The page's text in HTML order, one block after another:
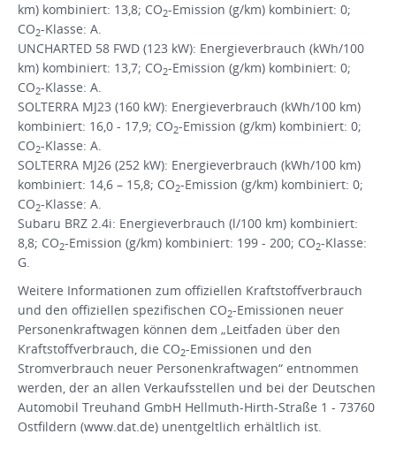
km) kombiniert: 13,8; CO2-Emission (g/km) kombiniert: 0;
CO2-Klasse: A.
UNCHARTED 58 FWD (123 kW): Energieverbrauch (kWh/100
km) kombiniert: 13,7; CO2-Emission (g/km) kombiniert: 0;
CO2-Klasse: A.
SOLTERRA MJ23 (160 kW): Energieverbrauch (kWh/100 km)
kombiniert: 16,0 - 17,9; CO2-Emission (g/km) kombiniert: 0;
CO2-Klasse: A.
SOLTERRA MJ26 (252 kW): Energieverbrauch (kWh/100 km)
kombiniert: 14,6 – 15,8; CO2-Emission (g/km) kombiniert: 0;
CO2-Klasse: A.
Subaru BRZ 2.4i: Energieverbrauch (l/100 km) kombiniert:
8,8; CO2-Emission (g/km) kombiniert: 199 - 200; CO2-Klasse:
G.
Weitere Informationen zum offiziellen Kraftstoffverbrauch
und den offiziellen spezifischen CO2-Emissionen neuer
Personenkraftwagen können dem „Leitfaden über den
Kraftstoffverbrauch, die CO2-Emissionen und den
Stromverbrauch neuer Personenkraftwagen“ entnommen
werden, der an allen Verkaufsstellen und bei der Deutschen
Automobil Treuhand GmbH Hellmuth-Hirth-Straße 1 - 73760
Ostfildern (www.dat.de) unentgeltlich erhältlich ist.